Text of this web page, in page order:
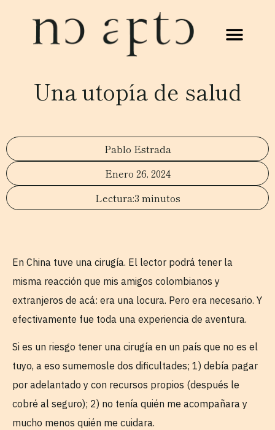
Una utopía de salud
Pablo Estrada
Enero 26, 2024
3 minutos
En China tuve una cirugía. El lector podrá tener la
misma reacción que mis amigos colombianos y
extranjeros de acá: era una locura. Pero era necesario. Y
efectivamente fue toda una experiencia de aventura.
Si es un riesgo tener una cirugía en un país que no es el
tuyo, a eso sumemosle dos dificultades; 1) debía pagar
por adelantado y con recursos propios (después le
cobré al seguro); 2) no tenía quién me acompañara y
mucho menos quién me cuidara.